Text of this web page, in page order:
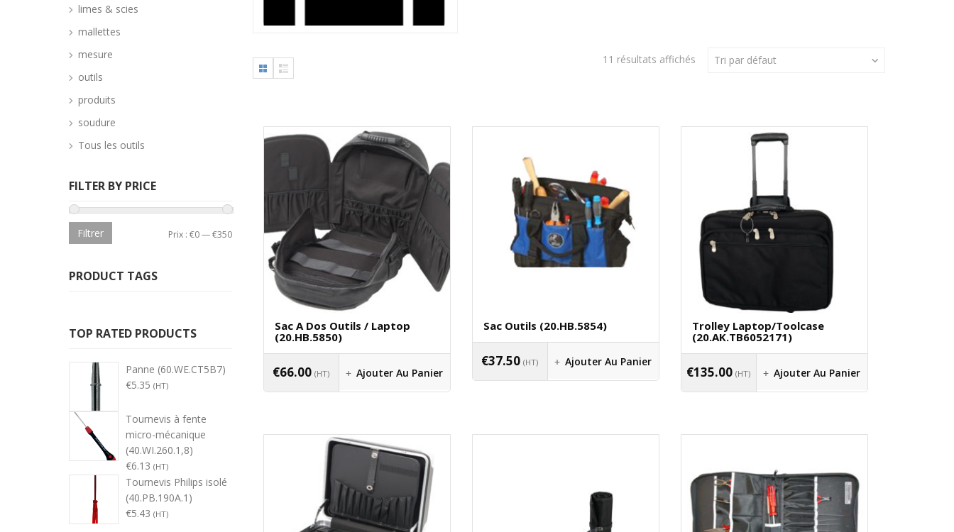
11 résultats affichés Tri par défaut
Sac A Dos Outils / Laptop
(20.HB.5850)
€66.00 (HT) Ajouter Au Panier
Sac Outils (20.HB.5854)
€37.50 (HT) Ajouter Au Panier
Trolley Laptop/toolcase
(20.AK.TB6052171)
€135.00 (HT) Ajouter Au Panier
limes & scies
mallettes
mesure
outils
produits
soudure
Tous les outils
FILTER BY PRICE
Filtrer Prix : €0—€350
PRODUCT TAGS
TOP RATED PRODUCTS
Panne (60.WE.CT5B7)
€5.35 (HT)
Tournevis à fente
micro-mécanique
(40.WI.260.1,8)
€6.13 (HT)
Tournevis Philips isolé
(40.PB.190A.1)
€5.43 (HT)